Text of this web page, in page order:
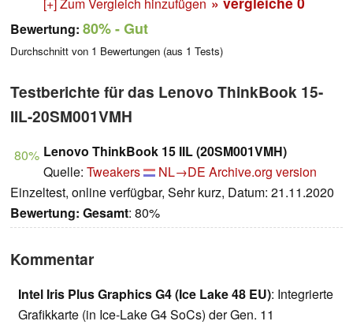
[+] Zum Vergleich hinzufügen
Bewertung: 80%- Gut
Durchschnitt von 1 Bewertungen (aus 1 Tests)
Testberichte für das Lenovo ThinkBook 15-
IIL-20SM001VMH
80% Lenovo ThinkBook 15 IIL (20SM001VMH)
Quelle: Tweakers NL→DE Archive.org version
Einzeltest, online verfügbar, Sehr kurz, Datum: 21.11.2020
Bewertung: Gesamt: 80%
Kommentar
Intel Iris Plus Graphics G4 (Ice Lake 48 EU): Integrierte
Grafikkarte (in Ice-Lake G4 SoCs) der Gen. 11